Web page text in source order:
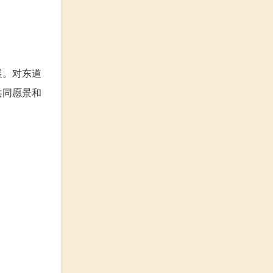
对东道
愿景和